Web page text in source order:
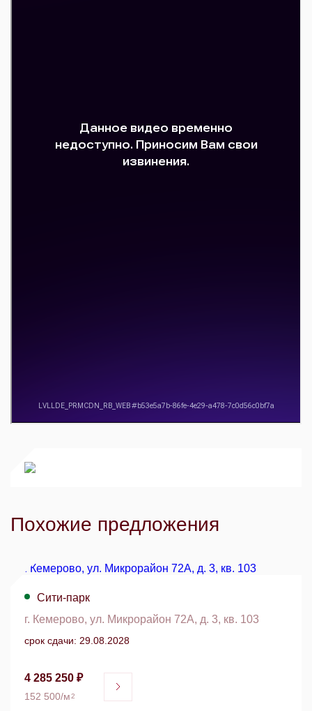
Похожие предложения
Сити-парк
г. Кемерово, ул. Микрорайон 72А, д. 3, кв. 103
срок сдачи: 29.08.2028
4 285 250 ₽
152 500/м2